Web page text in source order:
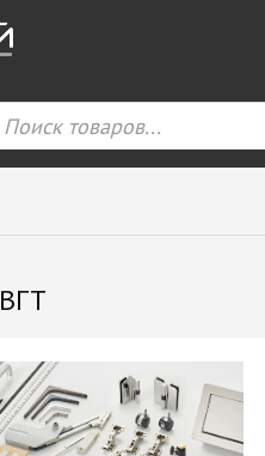
Листовой материал
полотна, кромка
Ф.п. + кромка
Компакт ламинат HPL
ЛДСП
СКИФ
ВГТ